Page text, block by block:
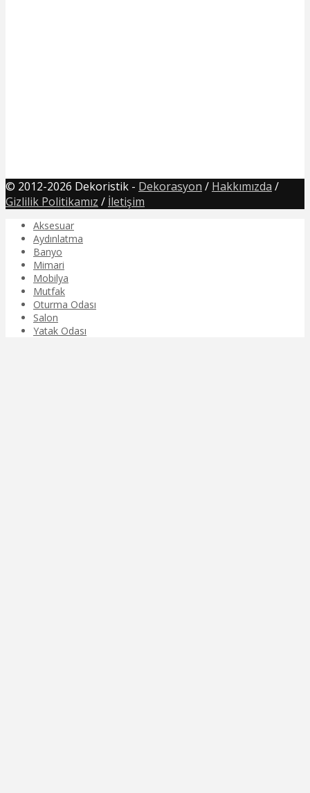
© 2012-2026 Dekoristik - Dekorasyon / Hakkımızda /
Gizlilik Politikamız / İletişim
Aksesuar
Aydınlatma
Banyo
Mimari
Mobilya
Mutfak
Oturma Odası
Salon
Yatak Odası